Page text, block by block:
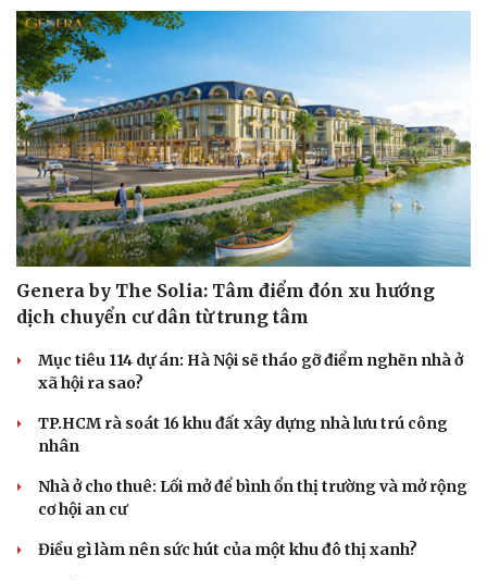
Genera by The Solia: Tâm điểm đón xu hướng
dịch chuyển cư dân từ trung tâm
Mục tiêu 114 dự án: Hà Nội sẽ tháo gỡ điểm nghẽn nhà ở
xã hội ra sao?
TP.HCM rà soát 16 khu đất xây dựng nhà lưu trú công
nhân
Nhà ở cho thuê: Lối mở để bình ổn thị trường và mở rộng
cơ hội an cư
Điều gì làm nên sức hút của một khu đô thị xanh?